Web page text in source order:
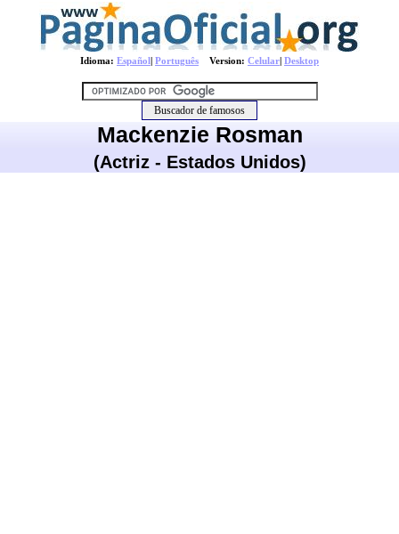
Idioma: Español| Português Version: Celular| Desktop
Mackenzie Rosman
(Actriz - Estados Unidos)